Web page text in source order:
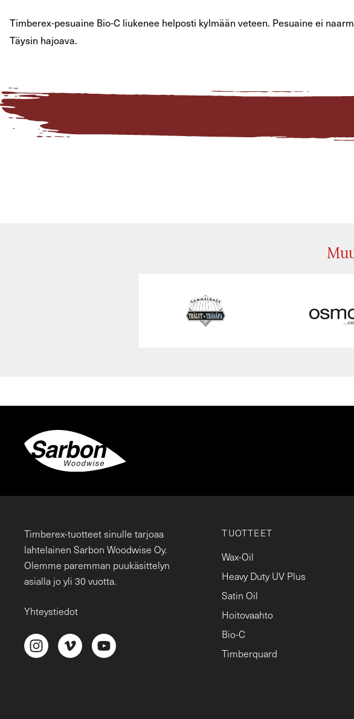
Timberex-pesuaine Bio-C liukenee helposti kylmään veteen. Pesuaine ei
Täysin hajoava.
Timberex-tuotteet sinulle tarjoaa
lahtelainen Sarbon Woodwise Oy.
Olemme paremman puukäsittelyn
asialla jo yli 30 vuotta.
Yhteystiedot
TUOTTEET
Wax-Oil
Heavy Duty UV Plus
Satin Oil
Hoitovaahto
Bio-C
Timberquard